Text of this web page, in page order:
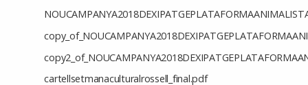
cartellsetmanaculturalrossell_final.pdf